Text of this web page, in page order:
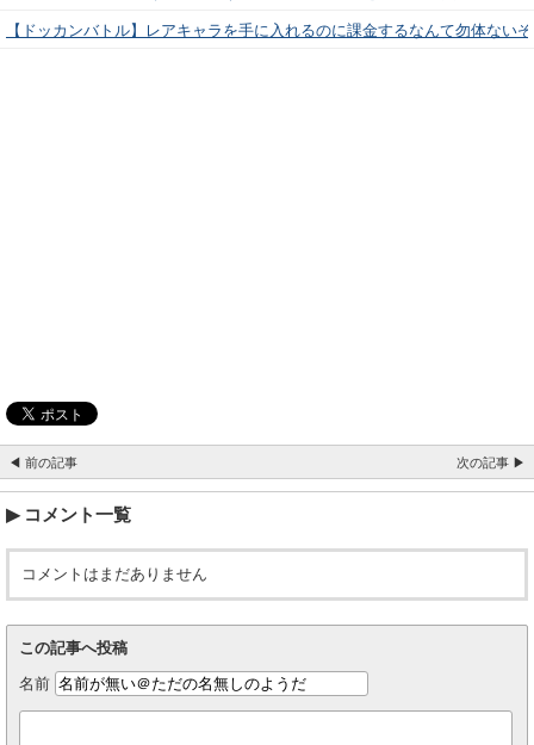
【ドッカンバトル】レアキャラを手に入れるのに課金するなんて勿体ない
◀ 前の記事 次の記事 ▶
コメント一覧
コメントはまだありません
この記事へ投稿
名前